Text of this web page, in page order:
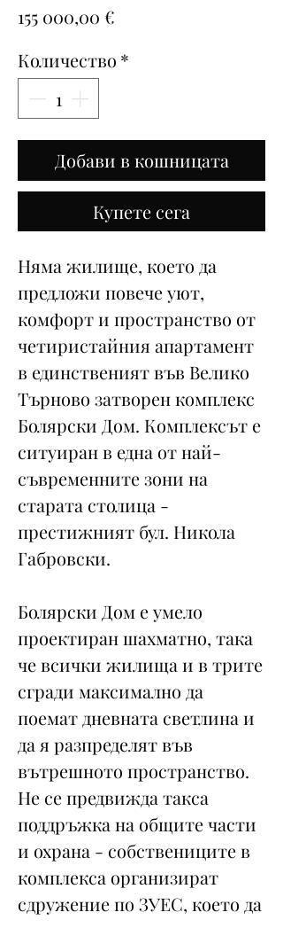
155 000,00 €
Количество *
Добави в кошницата
Купете сега
Няма жилище, което да
предложи повече уют,
комфорт и пространство от
четиристайния апартамент
в единственият във Велико
Търново затворен комплекс
Болярски Дом. Комплексът е
ситуиран в една от най-
съвременните зони на
старата столица -
престижният бул. Никола
Габровски.
Болярски Дом е умело
проектиран шахматно, така
че всички жилища и в трите
сгради максимално да
поемат дневната светлина и
да я разпределят във
вътрешното пространство.
Не се предвижда такса
поддръжка на общите части
и охрана - собствениците в
комплекса организират
сдружение по ЗУЕС, което да